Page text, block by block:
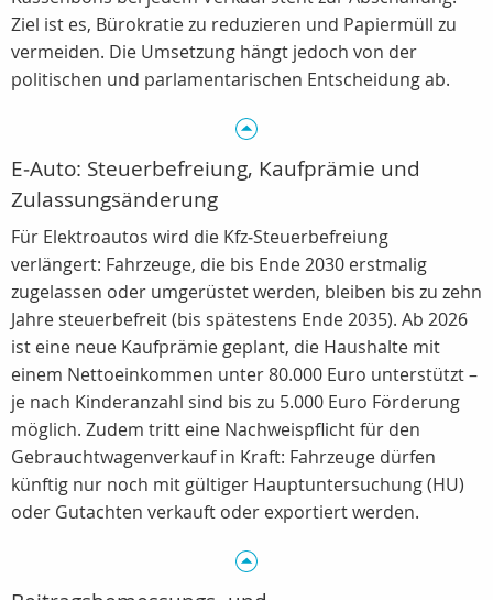
Ziel ist es, Bürokratie zu reduzieren und Papiermüll zu
vermeiden. Die Umsetzung hängt jedoch von der
politischen und parlamentarischen Entscheidung ab.
E‑Auto: Steuerbefreiung, Kaufprämie und
Zulassungsänderung
Für Elektroautos wird die Kfz‑Steuerbefreiung
verlängert: Fahrzeuge, die bis Ende 2030 erstmalig
zugelassen oder umgerüstet werden, bleiben bis zu zehn
Jahre steuerbefreit (bis spätestens Ende 2035). Ab 2026
ist eine neue Kaufprämie geplant, die Haushalte mit
einem Nettoeinkommen unter 80.000 Euro unterstützt –
je nach Kinderanzahl sind bis zu 5.000 Euro Förderung
möglich. Zudem tritt eine Nachweispflicht für den
Gebrauchtwagenverkauf in Kraft: Fahrzeuge dürfen
künftig nur noch mit gültiger Hauptuntersuchung (HU)
oder Gutachten verkauft oder exportiert werden.